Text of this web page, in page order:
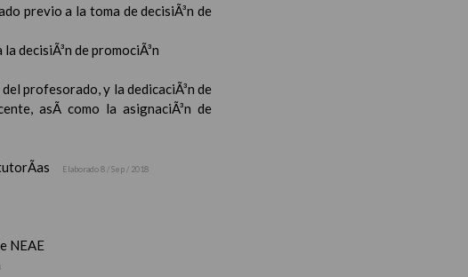
previo a la toma de decisiÃ³n de
decisiÃ³n de promociÃ³n
profesorado, y la dedicaciÃ³n de
asÃ­ como la asignaciÃ³n de
Elaborado 8 / Sep / 2018
NEAE